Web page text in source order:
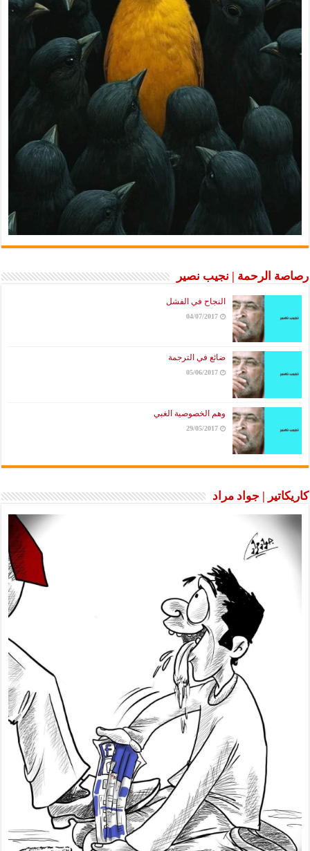
رصاصة الرحمة | نجيب نصير
النجاح في الفشل
04/07/2017
ضائع في الترجمة
05/06/2017
وهم الخصوصية الغبي
29/05/2017
كاريكاتير | جواد مراد